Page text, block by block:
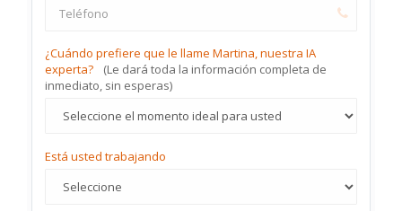
¿Cuándo prefiere que le llame Martina, nuestra IA
experta?
(Le dará toda la información completa de
inmediato, sin esperas)
Está usted trabajando